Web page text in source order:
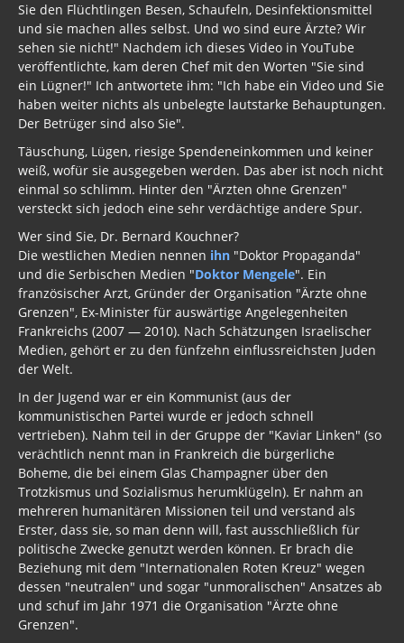
Sie den Flüchtlingen Besen, Schaufeln, Desinfektionsmittel
und sie machen alles selbst. Und wo sind eure Ärzte? Wir
sehen sie nicht!" Nachdem ich dieses Video in YouTube
veröffentlichte, kam deren Chef mit den Worten "Sie sind
ein Lügner!" Ich antwortete ihm: "Ich habe ein Video und Sie
haben weiter nichts als unbelegte lautstarke Behauptungen.
Der Betrüger sind also Sie".
Täuschung, Lügen, riesige Spendeneinkommen und keiner
weiß, wofür sie ausgegeben werden. Das aber ist noch nicht
einmal so schlimm. Hinter den "Ärzten ohne Grenzen"
versteckt sich jedoch eine sehr verdächtige andere Spur.
Wer sind Sie, Dr. Bernard Kouchner?
Die westlichen Medien nennen ihn "Doktor Propaganda"
und die Serbischen Medien "Doktor Mengele". Ein
französischer Arzt, Gründer der Organisation "Ärzte ohne
Grenzen", Ex-Minister für auswärtige Angelegenheiten
Frankreichs (2007 — 2010). Nach Schätzungen Israelischer
Medien, gehört er zu den fünfzehn einflussreichsten Juden
der Welt.
In der Jugend war er ein Kommunist (aus der
kommunistischen Partei wurde er jedoch schnell
vertrieben). Nahm teil in der Gruppe der "Kaviar Linken" (so
verächtlich nennt man in Frankreich die bürgerliche
Boheme, die bei einem Glas Champagner über den
Trotzkismus und Sozialismus herumklügeln). Er nahm an
mehreren humanitären Missionen teil und verstand als
Erster, dass sie, so man denn will, fast ausschließlich für
politische Zwecke genutzt werden können. Er brach die
Beziehung mit dem "Internationalen Roten Kreuz" wegen
dessen "neutralen" und sogar "unmoralischen" Ansatzes ab
und schuf im Jahr 1971 die Organisation "Ärzte ohne
Grenzen".